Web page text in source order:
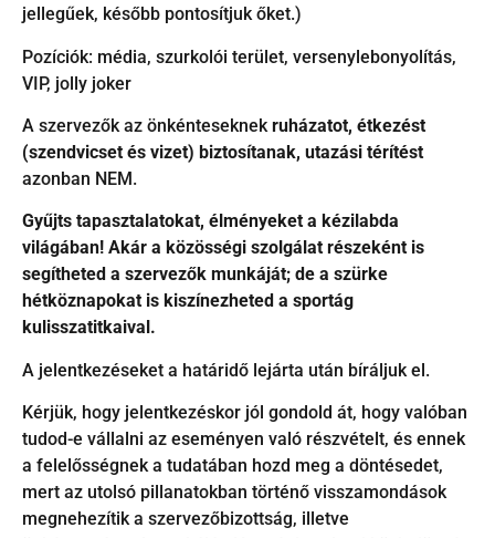
jellegűek, később pontosítjuk őket.)
Pozíciók: média, szurkolói terület, versenylebonyolítás,
VIP, jolly joker
A szervezők az önkénteseknekruházatot, étkezést
(szendvicset és vizet) biztosítanak, utazási térítést
azonban NEM.
Gyűjts tapasztalatokat, élményeket a kézilabda
világában! Akár a közösségi szolgálat részeként is
segítheted a szervezők munkáját; de a szürke
hétköznapokat is kiszínezheted a sportág
kulisszatitkaival.
A jelentkezéseket a határidő lejárta után bíráljuk el.
Kérjük, hogy jelentkezéskor jól gondold át, hogy valóban
tudod-e vállalni az eseményen való részvételt, és ennek
a felelősségnek a tudatában hozd meg a döntésedet,
mert az utolsó pillanatokban történő visszamondások
megnehezítik a szervezőbizottság, illetve